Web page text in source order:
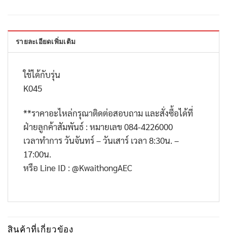
รายละเอียดเพิ่มเติม
ใช้ได้กับรุ่น
K045
**ราคาอะไหล่กรุณาติดต่อสอบถาม และสั่งซื้อได้ที่
ฝ่ายลูกค้าสัมพันธ์ : หมายเลข 084-4226000
เวลาทำการ วันจันทร์ – วันเสาร์ เวลา 8:30น. –
17:00น.
หรือ Line ID : @KwaithongAEC
สินค้าที่เกี่ยวข้อง